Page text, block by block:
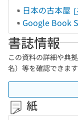
日本の古本屋
Google Book
書誌情報
この資料の詳細や典
名）等を確認できます
紙